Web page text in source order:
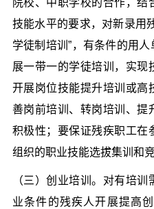
院校、中职学校的合作，
技能水平的要求，对新录用
学徒制培训”，有条件的用
展一带一的学徒培训，实现
开展岗位技能提升培训或高
善岗前培训、转岗培训、提
积极性；要保证残疾职工在
组织的职业技能选拔集训和
（三）创业培训。对有培
业条件的残疾人开展提高